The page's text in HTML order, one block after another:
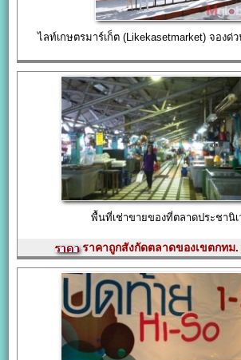
ไลท์เกษตรมาร์เก็ต (Likekasetmarket) จองด่
พื้นที่เช่าขายของที่ตลาดประชานิ
ราคาถูกสังกัดตลาดของเขตกทม.